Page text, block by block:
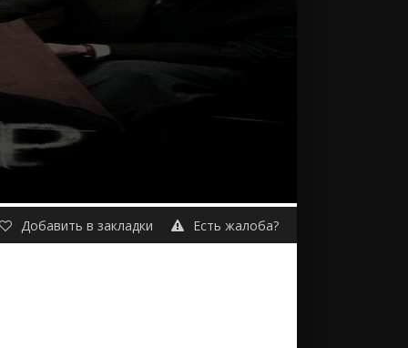
Добавить в закладки Есть жалоба?